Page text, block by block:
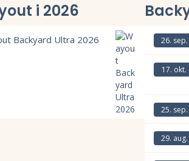
i 2026
Backyard Ultra 2026 26. sep.
17. okt.
25. sep.
29. aug.